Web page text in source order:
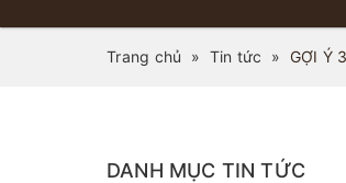
Trang chủ » Tin tức » GỢI Ý
DANH MỤC TIN TỨC